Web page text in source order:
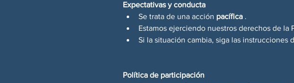
Expectativas y conducta
Se trata de una acción pacífica .
Estamos ejerciendo nuestros derechos de la
Si la situación cambia, siga las instrucciones
Política de participación